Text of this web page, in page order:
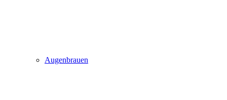
Augenbrauen